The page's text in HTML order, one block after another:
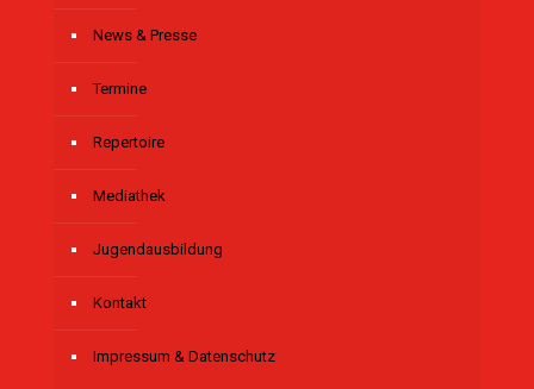
News & Presse
Termine
Repertoire
Mediathek
Jugendausbildung
Kontakt
Impressum & Datenschutz